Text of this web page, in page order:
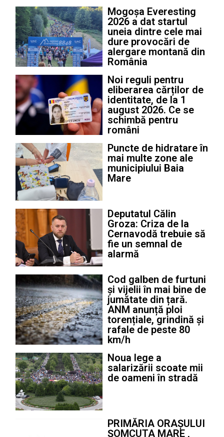
Mogoșa Everesting
2026 a dat startul
uneia dintre cele mai
dure provocări de
alergare montană din
România
Noi reguli pentru
eliberarea cărților de
identitate, de la 1
august 2026. Ce se
schimbă pentru
români
Puncte de hidratare în
mai multe zone ale
municipiului Baia
Mare
Deputatul Călin
Groza: Criza de la
Cernavodă trebuie să
fie un semnal de
alarmă
Cod galben de furtuni
și vijelii în mai bine de
jumătate din țară.
ANM anunță ploi
torențiale, grindină și
rafale de peste 80
km/h
Noua lege a
salarizării scoate mii
de oameni în stradă
PRIMĂRIA ORAȘULUI
ȘOMCUTA MARE ,